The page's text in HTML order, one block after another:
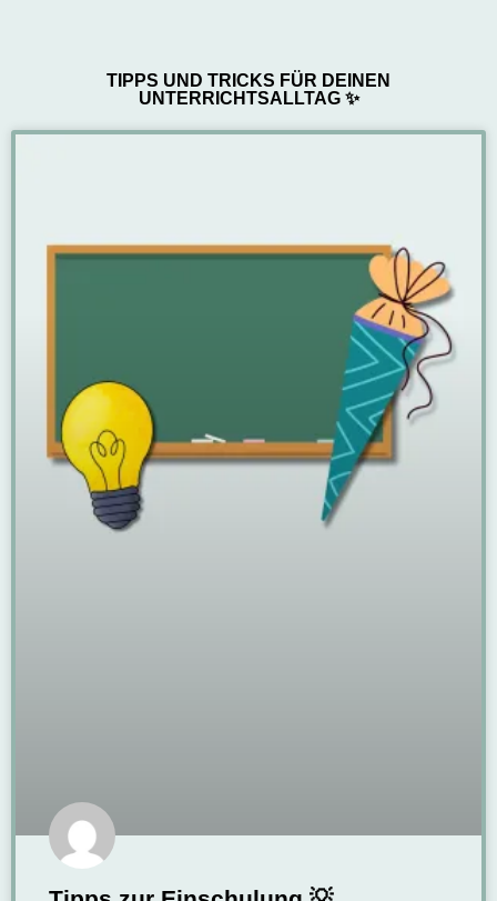
TIPPS UND TRICKS FÜR DEINEN
UNTERRICHTSALLTAG ✨